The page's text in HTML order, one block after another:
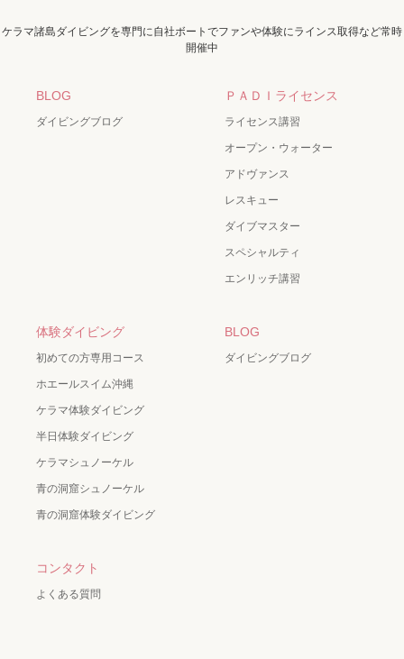
ケラマ諸島ダイビングを専門に自社ボートでファンや体験にラインス取得など常時
開催中
BLOG
ダイビングブログ
ＰＡＤＩライセンス
ライセンス講習
オープン・ウォーター
アドヴァンス
レスキュー
ダイブマスター
スペシャルティ
エンリッチ講習
体験ダイビング
初めての方専用コース
ホエールスイム沖縄
ケラマ体験ダイビング
半日体験ダイビング
ケラマシュノーケル
青の洞窟シュノーケル
青の洞窟体験ダイビング
BLOG
ダイビングブログ
コンタクト
よくある質問